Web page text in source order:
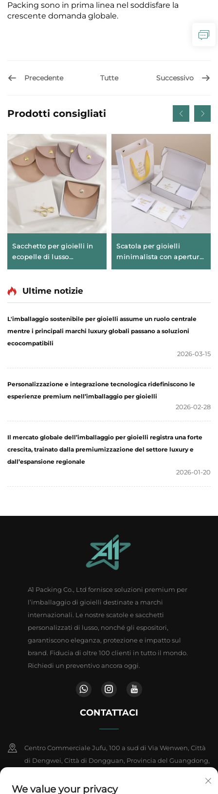
Packing sono in prima linea nel soddisfare la
crescente domanda globale.
Precedente Tutte Successivo
Prodotti consigliati
Sacchetto per gioielli in
ecopelle di lusso
bottone a scatto, foderato
riporre collane, orecchini
e anelli
Scatola per gioielli
minimalista con apertura
boutique
Ultime notizie
L'imballaggio sostenibile per gioielli assume un ruolo centrale
mentre i principali marchi luxury globali passano a soluzioni
ecocompatibili
2026-03-15
Personalizzazione e integrazione tecnologica ridefiniscono le
esperienze premium nell’imballaggio per gioielli
2026-02-28
Il mercato globale dell’imballaggio per gioielli registra una forte
crescita, trainato dalla premiumizzazione del settore luxury e
dall’espansione regionale
2026-01-20
A1 Packing Co., Ltd fornisce soluzioni premium per
l’imballaggio di gioielli destinate a marchi
internazionali. Le nostre scatole e sacchetti
personalizzati di lusso, nonché gli espositori,
garantiscono eleganza, protezione e impatto sul
brand. Fiducia di oltre 100 clienti in tutto il mondo.
Richiedi un preventivo ancora oggi.
CONTATTACI
Centro Commerciale Jufu, 100 a sud di Via Wenwen, Città
di Dengwei, Città di Dongguan, Provincia del Guangdong,
We value your privacy